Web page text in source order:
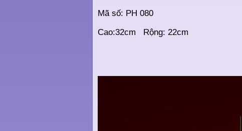
Mã số: PH 080
Cao:32cm Rộng: 22cm